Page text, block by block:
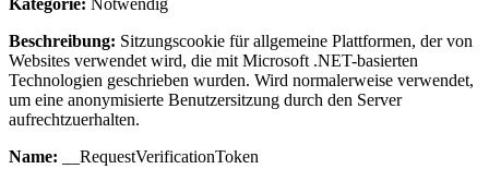
Kategorie: Notwendig
Beschreibung: Sitzungscookie für allgemeine Plattformen, der von
Websites verwendet wird, die mit Microsoft .NET-basierten
Technologien geschrieben wurden. Wird normalerweise verwendet,
um eine anonymisierte Benutzersitzung durch den Server
aufrechtzuerhalten.
Name: __RequestVerificationToken